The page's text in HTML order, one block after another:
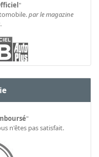
"
par le magazine
"
n'êtes pas satisfait.